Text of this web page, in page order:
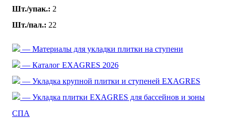
Шт./упак.: 2
Шт./пал.: 22
— Материалы для укладки плитки на ступени
— Каталог EXAGRES 2026
— Укладка крупной плитки и ступеней EXAGRES
— Укладка плитки EXAGRES для бассейнов и зоны
СПА